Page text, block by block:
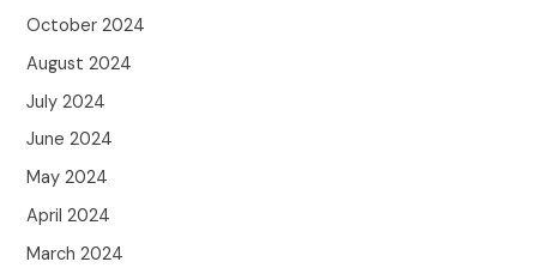
October 2024
August 2024
July 2024
June 2024
May 2024
April 2024
March 2024